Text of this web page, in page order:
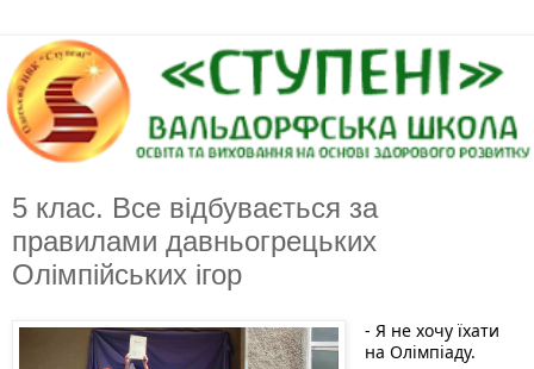
5 клас. Все відбувається за
правилами давньогрецьких
Олімпійських ігор
- Я не хочу їхати
на Олімпіаду.